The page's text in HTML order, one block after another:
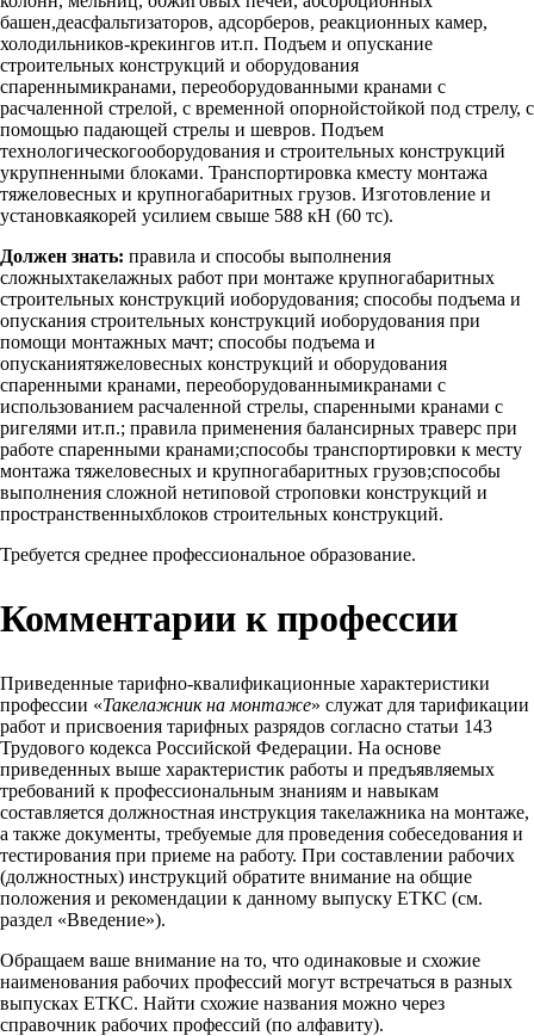
башен,деасфальтизаторов, адсорберов, реакционных камер,
холодильников-крекингов ит.п. Подъем и опускание
строительных конструкций и оборудования
спареннымикранами, переоборудованными кранами с
расчаленной стрелой, с временной опорнойстойкой под стрелу, с
помощью падающей стрелы и шевров. Подъем
технологическогооборудования и строительных конструкций
укрупненными блоками. Транспортировка кместу монтажа
тяжеловесных и крупногабаритных грузов. Изготовление и
установкаякорей усилием свыше 588 кН (60 тс).
Должен знать: правила и способы выполнения
сложныхтакелажных работ при монтаже крупногабаритных
строительных конструкций иоборудования; способы подъема и
опускания строительных конструкций иоборудования при
помощи монтажных мачт; способы подъема и
опусканиятяжеловесных конструкций и оборудования
спаренными кранами, переоборудованнымикранами с
использованием расчаленной стрелы, спаренными кранами с
ригелями ит.п.; правила применения балансирных траверс при
работе спаренными кранами;способы транспортировки к месту
монтажа тяжеловесных и крупногабаритных грузов;способы
выполнения сложной нетиповой строповки конструкций и
пространственныхблоков строительных конструкций.
Требуется среднее профессиональное образование.
Комментарии к профессии
Приведенные тарифно-квалификационные характеристики
профессии «Такелажник на монтаже» служат для тарификации
работ и присвоения тарифных разрядов согласно статьи 143
Трудового кодекса Российской Федерации. На основе
приведенных выше характеристик работы и предъявляемых
требований к профессиональным знаниям и навыкам
составляется должностная инструкция такелажника на монтаже,
а также документы, требуемые для проведения собеседования и
тестирования при приеме на работу. При составлении рабочих
(должностных) инструкций обратите внимание на общие
положения и рекомендации к данному выпуску ЕТКС (см.
раздел «Введение»).
Обращаем ваше внимание на то, что одинаковые и схожие
наименования рабочих профессий могут встречаться в разных
выпусках ЕТКС. Найти схожие названия можно через
справочник рабочих профессий (по алфавиту).